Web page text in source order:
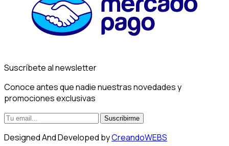
Suscríbete al newsletter
Conoce antes que nadie nuestras novedades y
promociones exclusivas
Suscribirme
Designed And Developed byCreandoWEBS